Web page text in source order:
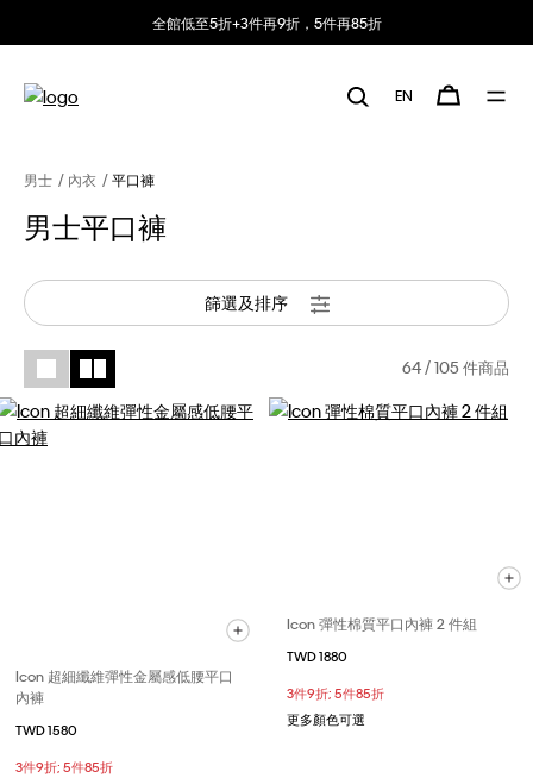
全館低至5折+3件再9折，5件再85折
EN
男士 內衣 平口褲
男士平口褲
篩選及排序
64 / 105 件商品
Icon 超細纖維彈性金屬感低腰平口
內褲
TWD 1580
3件9折; 5件85折
Icon 彈性棉質平口內褲 2 件組
TWD 1880
3件9折; 5件85折
更多顏色可選